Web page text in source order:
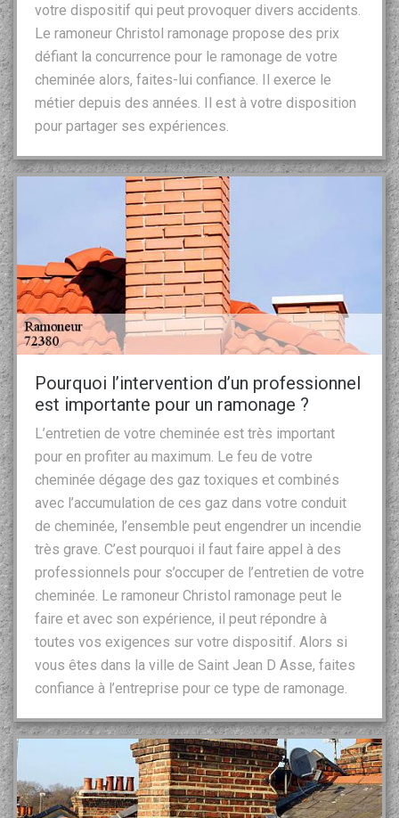
votre dispositif qui peut provoquer divers accidents.
Le ramoneur Christol ramonage propose des prix
défiant la concurrence pour le ramonage de votre
cheminée alors, faites-lui confiance. Il exerce le
métier depuis des années. Il est à votre disposition
pour partager ses expériences.
Pourquoi l’intervention d’un professionnel
est importante pour un ramonage ?
L’entretien de votre cheminée est très important
pour en profiter au maximum. Le feu de votre
cheminée dégage des gaz toxiques et combinés
avec l’accumulation de ces gaz dans votre conduit
de cheminée, l’ensemble peut engendrer un incendie
très grave. C’est pourquoi il faut faire appel à des
professionnels pour s’occuper de l’entretien de votre
cheminée. Le ramoneur Christol ramonage peut le
faire et avec son expérience, il peut répondre à
toutes vos exigences sur votre dispositif. Alors si
vous êtes dans la ville de Saint Jean D Asse, faites
confiance à l’entreprise pour ce type de ramonage.